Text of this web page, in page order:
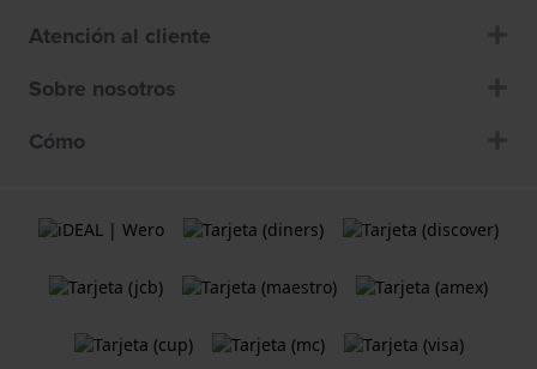
Atención al cliente
Sobre nosotros
Cómo